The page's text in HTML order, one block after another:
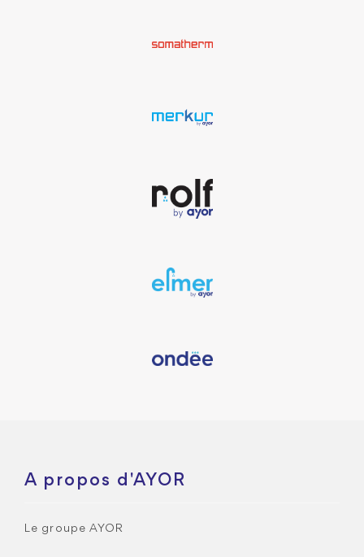
A propos d'AYOR
Le groupe AYOR